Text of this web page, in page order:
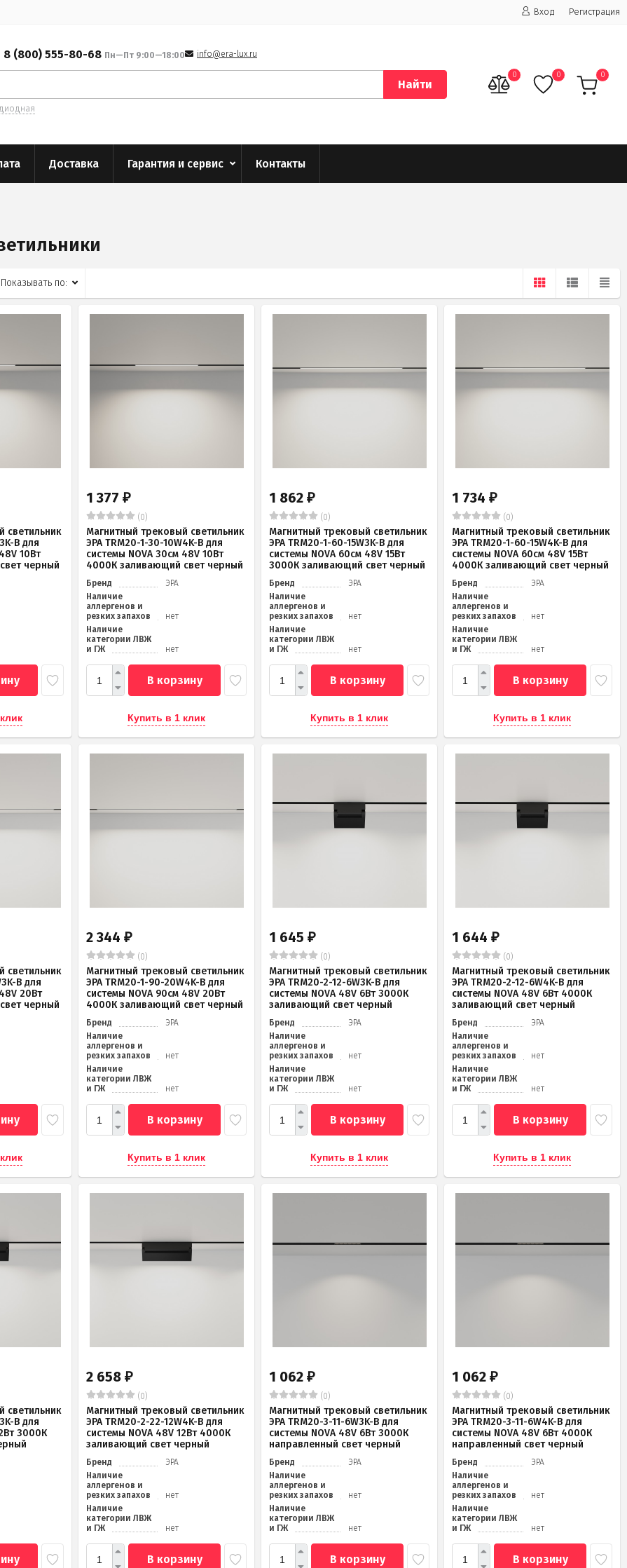
Вход Регистрация
8 (800) 555-80-68 Пн—Пт 9:00—18:00 info@era-lux.ru
Найти
0 0 0
Доставка Гарантия и сервис Контакты
Показывать по:
светильник
B для
10Вт
черный
1 377 ₽
(0)
Магнитный трековый светильник
ЭРА TRM20-1-30-10W4K-B для
системы NOVA 30см 48V 10Вт
4000К заливающий свет черный
Бренд
ЭРА
Наличие
аллергенов и
резких запахов
нет
Наличие
категории ЛВЖ
и ГЖ
нет
В корзину
Купить в 1 клик
1 862 ₽
(0)
Магнитный трековый светильник
ЭРА TRM20-1-60-15W3K-B для
системы NOVA 60см 48V 15Вт
3000К заливающий свет черный
Бренд
ЭРА
Наличие
аллергенов и
резких запахов
нет
Наличие
категории ЛВЖ
и ГЖ
нет
В корзину
Купить в 1 клик
1 734 ₽
(0)
Магнитный трековый светильник
ЭРА TRM20-1-60-15W4K-B для
системы NOVA 60см 48V 15Вт
4000К заливающий свет черный
Бренд
ЭРА
Наличие
аллергенов и
резких запахов
нет
Наличие
категории ЛВЖ
и ГЖ
нет
В корзину
Купить в 1 клик
светильник
B для
20Вт
черный
2 344 ₽
(0)
Магнитный трековый светильник
ЭРА TRM20-1-90-20W4K-B для
системы NOVA 90см 48V 20Вт
4000К заливающий свет черный
Бренд
ЭРА
Наличие
аллергенов и
резких запахов
нет
Наличие
категории ЛВЖ
и ГЖ
нет
В корзину
Купить в 1 клик
1 645 ₽
(0)
Магнитный трековый светильник
ЭРА TRM20-2-12-6W3K-B для
системы NOVA 48V 6Вт 3000К
заливающий свет черный
Бренд
ЭРА
Наличие
аллергенов и
резких запахов
нет
Наличие
категории ЛВЖ
и ГЖ
нет
В корзину
Купить в 1 клик
1 644 ₽
(0)
Магнитный трековый светильник
ЭРА TRM20-2-12-6W4K-B для
системы NOVA 48V 6Вт 4000К
заливающий свет черный
Бренд
ЭРА
Наличие
аллергенов и
резких запахов
нет
Наличие
категории ЛВЖ
и ГЖ
нет
В корзину
Купить в 1 клик
светильник
B для
3000К
2 658 ₽
(0)
Магнитный трековый светильник
ЭРА TRM20-2-22-12W4K-B для
системы NOVA 48V 12Вт 4000К
заливающий свет черный
Бренд
ЭРА
Наличие
аллергенов и
резких запахов
нет
Наличие
категории ЛВЖ
и ГЖ
нет
В корзину
1 062 ₽
(0)
Магнитный трековый светильник
ЭРА TRM20-3-11-6W3K-B для
системы NOVA 48V 6Вт 3000К
направленный свет черный
Бренд
ЭРА
Наличие
аллергенов и
резких запахов
нет
Наличие
категории ЛВЖ
и ГЖ
нет
В корзину
1 062 ₽
(0)
Магнитный трековый светильник
ЭРА TRM20-3-11-6W4K-B для
системы NOVA 48V 6Вт 4000К
направленный свет черный
Бренд
ЭРА
Наличие
аллергенов и
резких запахов
нет
Наличие
категории ЛВЖ
и ГЖ
нет
В корзину